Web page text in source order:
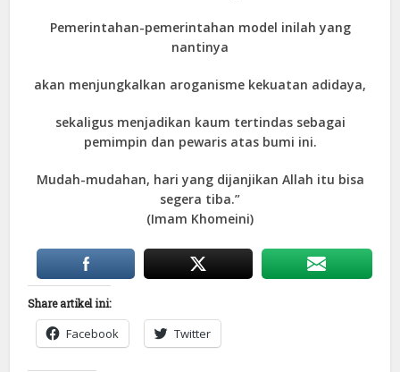
Pemerintahan-pemerintahan model inilah yang
nantinya
akan menjungkalkan aroganisme kekuatan adidaya,
sekaligus menjadikan kaum tertindas sebagai
pemimpin dan pewaris atas bumi ini.
Mudah-mudahan, hari yang dijanjikan Allah itu bisa
segera tiba.”
(Imam Khomeini)
Share artikel ini:
Facebook Twitter